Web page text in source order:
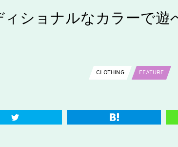
ショナルなカラーで遊
CLOTHING FEATURE